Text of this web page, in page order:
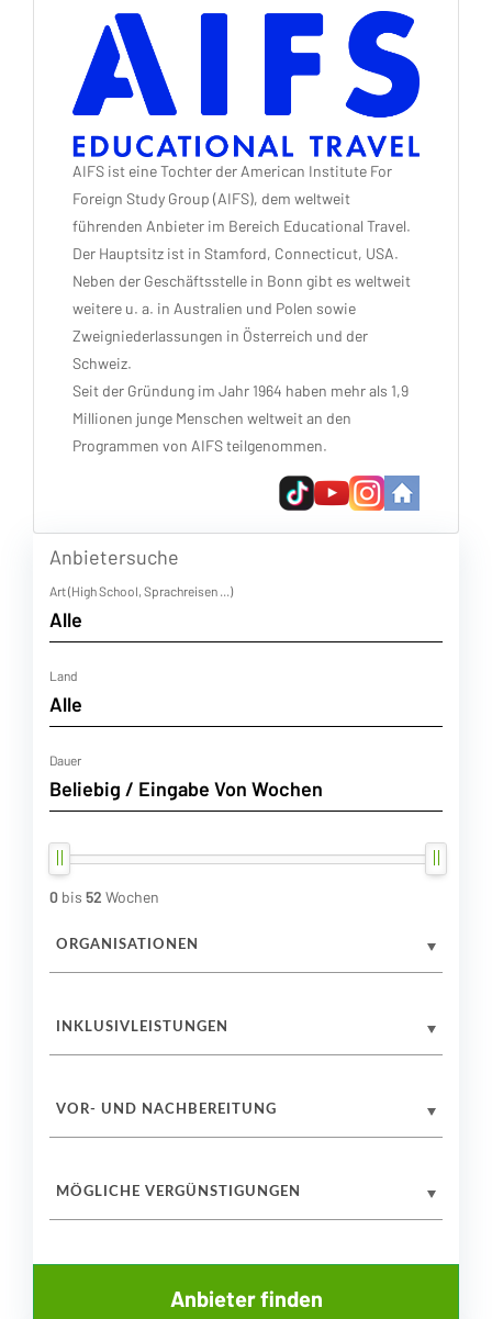
AIFS ist eine Tochter der American Institute For
Foreign Study Group (AIFS), dem weltweit
führenden Anbieter im Bereich Educational Travel.
Der Hauptsitz ist in Stamford, Connecticut, USA.
Neben der Geschäftsstelle in Bonn gibt es weltweit
weitere u. a. in Australien und Polen sowie
Zweigniederlassungen in Österreich und der
Schweiz.
Seit der Gründung im Jahr 1964 haben mehr als 1,9
Millionen junge Menschen weltweit an den
Programmen von AIFS teilgenommen.
Anbietersuche
Art (High School, Sprachreisen ...)
Land
Dauer
0 bis 52 Wochen
ORGANISATIONEN
INKLUSIVLEISTUNGEN
VOR- UND NACHBEREITUNG
MÖGLICHE VERGÜNSTIGUNGEN